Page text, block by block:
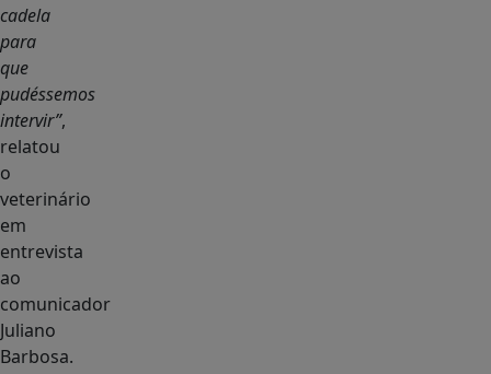
cadela
para
que
pudéssemos
intervir”,
relatou
o
veterinário
em
entrevista
ao
comunicador
Juliano
Barbosa.